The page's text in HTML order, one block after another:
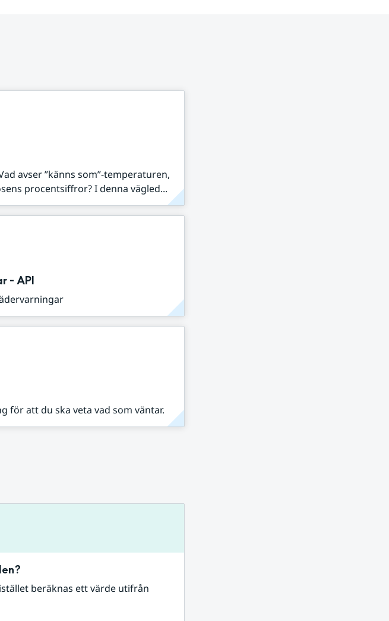
avser ”känns som”-temperaturen,
procentsiffror? I denna vägled...
- API
för att du ska veta vad som väntar.
beräknas ett värde utifrån